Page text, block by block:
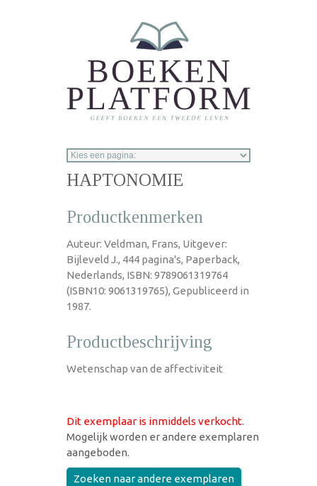
HAPTONOMIE
Productkenmerken
Auteur: Veldman, Frans, Uitgever:
Bijleveld J., 444 pagina's, Paperback,
Nederlands, ISBN: 9789061319764
(ISBN10: 9061319765), Gepubliceerd in
1987.
Productbeschrijving
Wetenschap van de affectiviteit
Dit exemplaar is inmiddels verkocht.
Mogelijk worden er andere exemplaren
aangeboden.
Zoeken naar andere exemplaren